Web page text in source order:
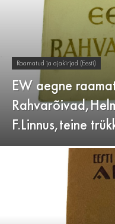
Raamatud ja ajakirjad (Eesti)
EW aegne
F.Linnus,teine